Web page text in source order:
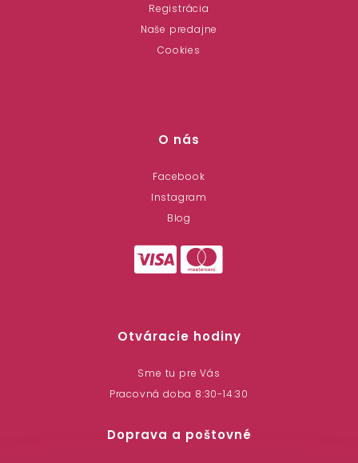
Registrácia
Naše predajne
Cookies
O nás
Facebook
Instagram
Blog
Otváracie hodiny
Sme tu pre Vás
Pracovná doba 8:30-14:30
Doprava a poštovné